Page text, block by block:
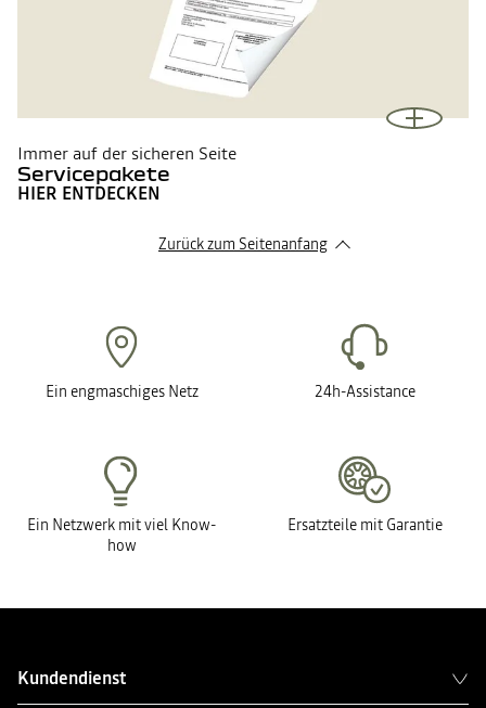
Immer auf der sicheren Seite
Servicepakete
HIER ENTDECKEN
Zurück zum Seitenanfang
Ein engmaschiges Netz 24h-Assistance
Ein Netzwerk mit viel Know-
how
Ersatzteile mit Garantie
Kundendienst